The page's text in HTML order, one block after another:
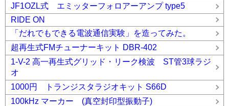
JF1OZL式 エミッターフォロアーアンプ type5
RIDE ON
「だれでもできる電波通信実験」を造ってみた。
超再生式FMチューナーキット DBR-402
1-V-2 高一再生式グリッド・リーク検波 ST管3球ラジ
オ
1000円 トランジスタラジオキット S66D
100kHz マーカー (真空封印型振動子)